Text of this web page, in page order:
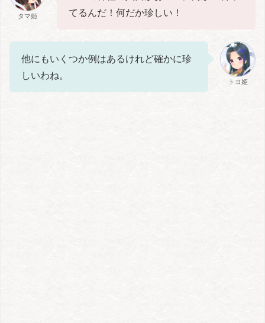
タマ姫
てるんだ！何だか珍しい！
他にもいくつか例はあるけれど確かに珍
しいわね。
トヨ姫